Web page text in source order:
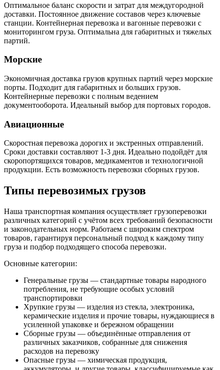
Оптимальное баланс скорости и затрат для междугородной
доставки. Постоянное движение составов через ключевые
станции. Контейнерная перевозка и вагонные перевозки с
мониторингом груза. Оптимальна для габаритных и тяжелых
партий.
Морские
Экономичная доставка грузов крупных партий через морские
порты. Подходит для габаритных и больших грузов.
Контейнерные перевозки с полным ведением
документооборота. Идеальный выбор для портовых городов.
Авиационные
Скоростная перевозка дорогих и экстренных отправлений.
Сроки доставки составляют 1-3 дня. Идеально подойдёт для
скоропортящихся товаров, медикаментов и технологичной
продукции. Есть возможность перевозки сборных грузов.
Типы перевозимых грузов
Наша транспортная компания осуществляет грузоперевозки
различных категорий с учётом всех требований безопасности
и законодательных норм. Работаем с широким спектром
товаров, гарантируя персональный подход к каждому типу
груза и подбор подходящего способа перевозки.
Основные категории:
Генеральные грузы — стандартные товары народного
потребления, не требующие особых условий
транспортировки
Хрупкие грузы — изделия из стекла, электроника,
керамические изделия и прочие товары, нуждающиеся в
усиленной упаковке и бережном обращении
Сборные грузы — объединённые отправления от
различных заказчиков, собранные для снижения
расходов на перевозку
Опасные грузы — химическая продукция,